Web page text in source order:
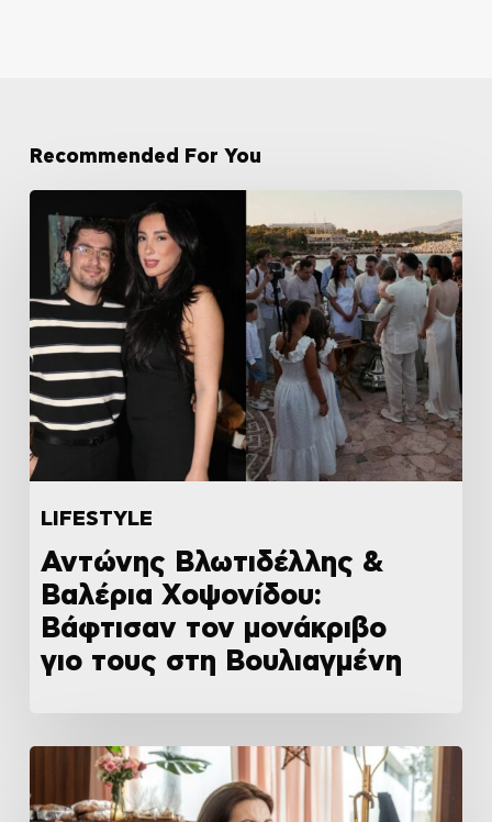
Recommended For You
LIFESTYLE
Αντώνης Βλωτιδέλλης &
Βαλέρια Χοψονίδου:
Βάφτισαν τον μονάκριβο
γιο τους στη Βουλιαγμένη